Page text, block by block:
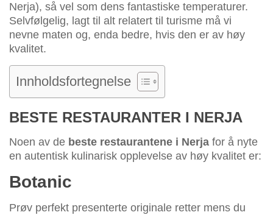
Nerja), så vel som dens fantastiske temperaturer.
Selvfølgelig, lagt til alt relatert til turisme må vi
nevne maten og, enda bedre, hvis den er av høy
kvalitet.
Innholdsfortegnelse
BESTE RESTAURANTER I NERJA
Noen av de beste restaurantene i Nerja for å nyte
en autentisk kulinarisk opplevelse av høy kvalitet er:
Botanic
Prøv perfekt presenterte originale retter mens du